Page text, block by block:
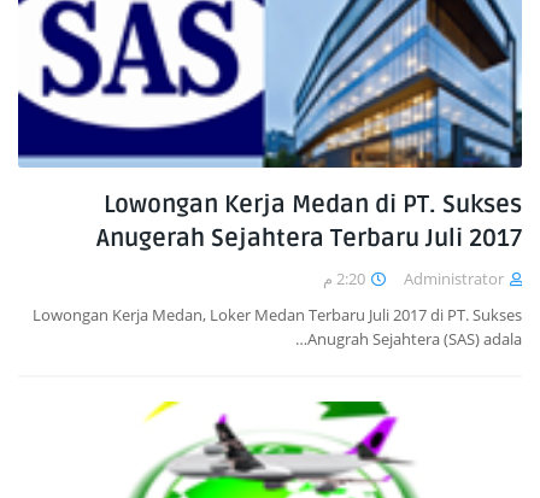
Lowongan Kerja Medan di PT. Sukses
Anugerah Sejahtera Terbaru Juli 2017
Administrator
2:20 م
Lowongan Kerja Medan, Loker Medan Terbaru Juli 2017 di PT. Sukses
Anugrah Sejahtera (SAS) adala…